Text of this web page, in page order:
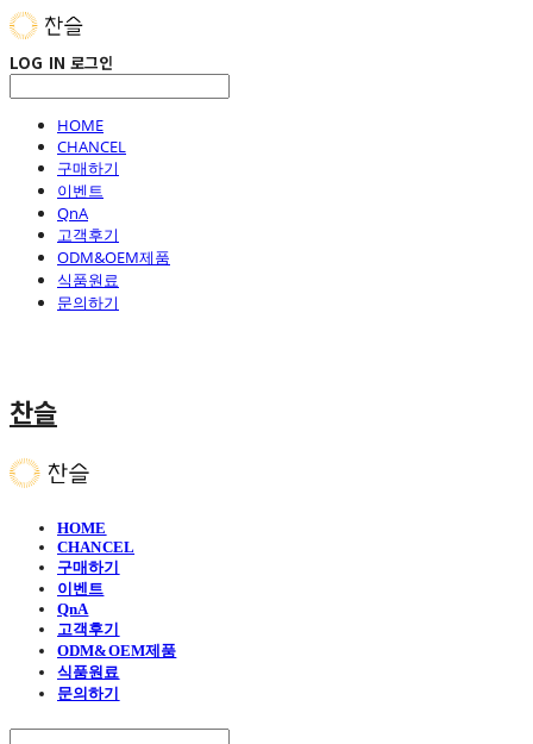
LOG IN 로그인
HOME
CHANCEL
구매하기
이벤트
QnA
고객후기
ODM&OEM제품
식품원료
문의하기
찬슬
HOME
CHANCEL
구매하기
이벤트
QnA
고객후기
ODM&OEM제품
식품원료
문의하기